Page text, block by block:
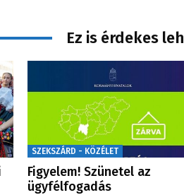
Ez is érdekes
SZEKSZÁRD - KÖZÉLET
Figyelem! Szünetel az
ügyfélfogadás